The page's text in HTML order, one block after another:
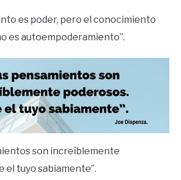
es poder, pero el conocimiento
es autoempoderamiento”.
son increíblemente
el tuyo sabiamente”.